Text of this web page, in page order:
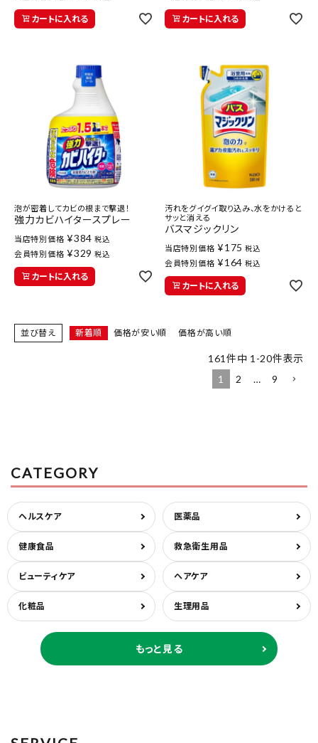
カートに入れる カートに入れる
泡が密着してカビの根まで撃退！
強力カビハイタースプレー
当店特別価格 ¥384 税込
会員特別価格 ¥329 税込
カートに入れる
汚れをグイグイ取り込み、水をかけると
サッと消える
バスマジックリン
当店特別価格 ¥175 税込
会員特別価格 ¥164 税込
カートに入れる
並び替え 新着順 価格が安い順 価格が高い順
161 件中 1 -20件表示
1
2 … 9
CATEGORY
ヘルスケア 医薬品
健康食品 救急衛生用品
ビューティケア ヘアケア
化粧品 生理用品
もっと見る